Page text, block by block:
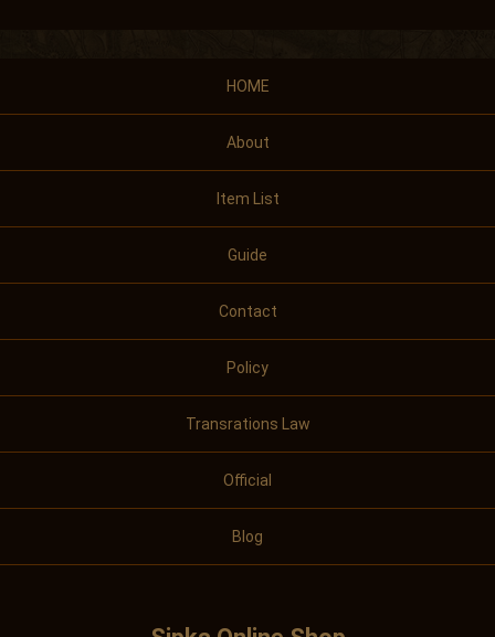
HOME
About
Item List
Guide
Contact
Policy
Transrations Law
Official
Blog